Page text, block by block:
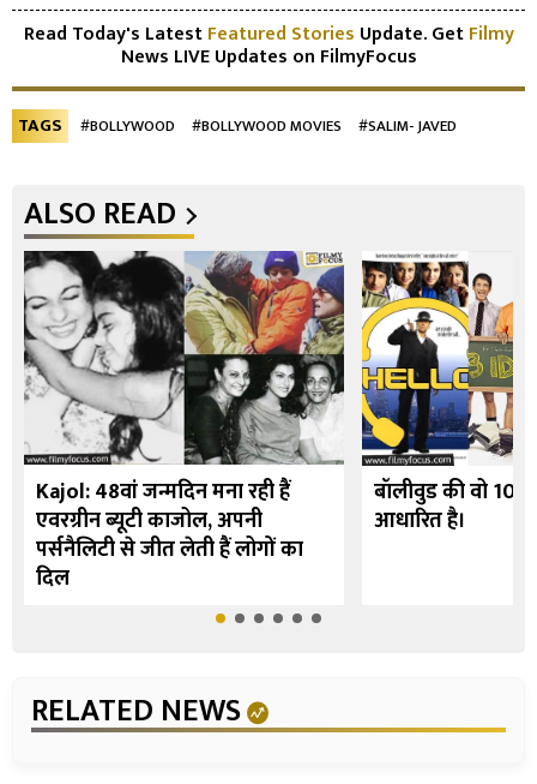
Read Today's LatestFeatured Stories Update. GetFilmy
News LIVE Updates on FilmyFocus
TAGS #BOLLYWOOD #BOLLYWOOD MOVIES #SALIM- JAVED
ALSO READ
Kajol: 48वां जन्मदिन मना रही हैं
एवरग्रीन ब्यूटी काजोल, अपनी
पर्सनैलिटी से जीत लेती हैं लोगों का
दिल
बॉलीवुड की वो 10
आधारित है।
RELATED NEWS